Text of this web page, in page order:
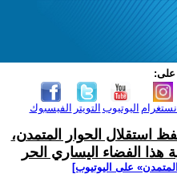
على:
الفيسبوك التويتر اليوتيوب
استقلال الحوار المتمدن،
الفضاء اليساري الحر
على اليوتيوب]